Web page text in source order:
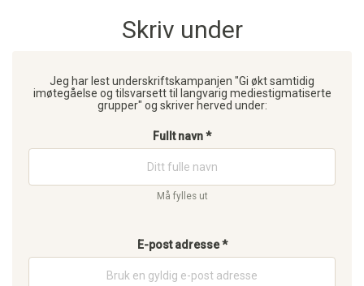
Skriv under
Jeg har lest underskriftskampanjen "Gi økt samtidig
imøtegåelse og tilsvarsett til langvarig mediestigmatiserte
grupper" og skriver herved under:
Fullt navn *
Må fylles ut
E-post adresse *